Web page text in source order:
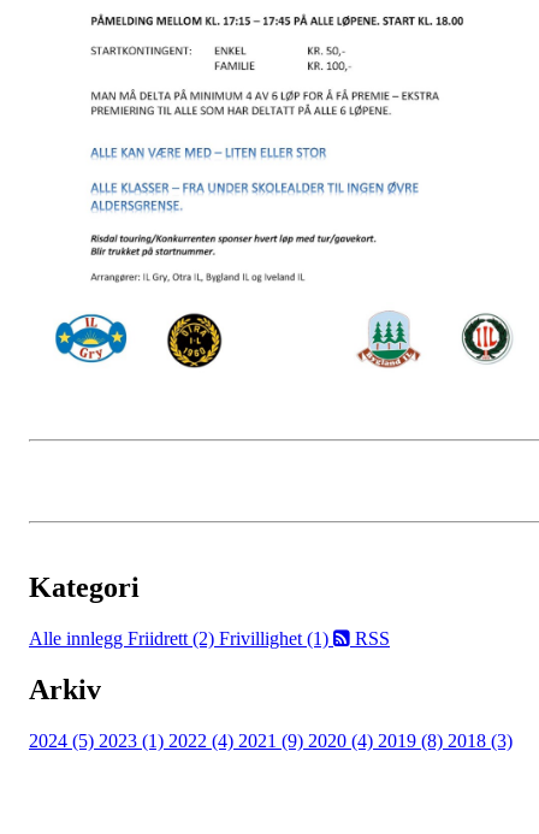
Kategori
Alle innlegg Friidrett (2) Frivillighet (1) RSS
Arkiv
2024 (5) 2023 (1) 2022 (4) 2021 (9) 2020 (4) 2019 (8) 2018 (3)